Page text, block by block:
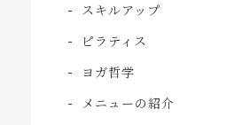
スキルアップ
ピラティス
ヨガ哲学
メニューの紹介